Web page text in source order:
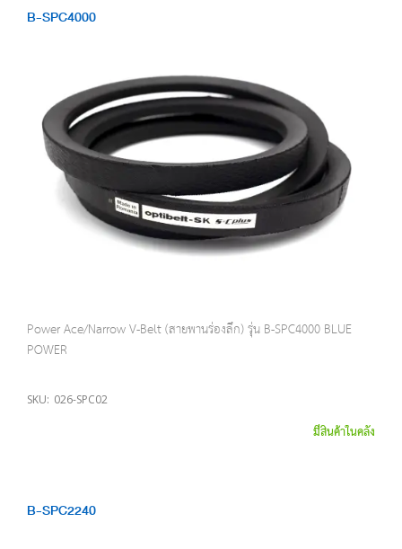
B-SPC4000
Power Ace/Narrow V-Belt (สายพานร่องลึก) รุ่น B-SPC4000 BLUE
POWER
SKU: 026-SPC02
มีสินค้าในคลัง
B-SPC2240